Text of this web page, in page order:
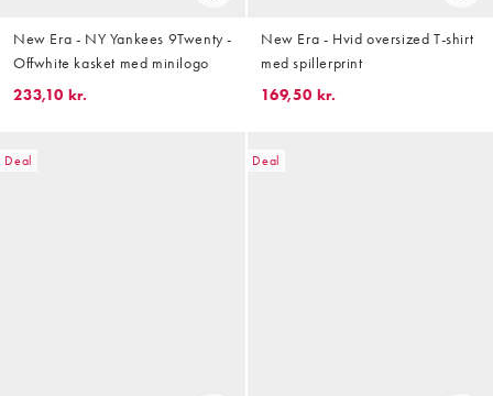
New Era - NY Yankees 9Twenty -
Offwhite kasket med minilogo
233,10 kr.
New Era - Hvid oversized T-shirt
med spillerprint
169,50 kr.
Deal Deal